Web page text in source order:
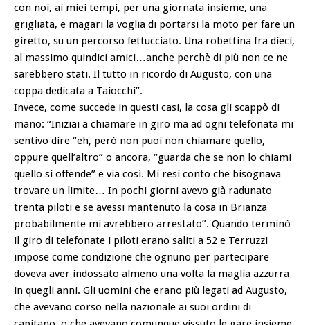
con noi, ai miei tempi, per una giornata insieme, una
grigliata, e magari la voglia di portarsi la moto per fare un
giretto, su un percorso fettucciato. Una robettina fra dieci,
al massimo quindici amici…anche perchè di più non ce ne
sarebbero stati. Il tutto in ricordo di Augusto, con una
coppa dedicata a Taiocchi”.
Invece, come succede in questi casi, la cosa gli scappò di
mano: “Iniziai a chiamare in giro ma ad ogni telefonata mi
sentivo dire “eh, però non puoi non chiamare quello,
oppure quell’altro” o ancora, “guarda che se non lo chiami
quello si offende” e via così. Mi resi conto che bisognava
trovare un limite… In pochi giorni avevo già radunato
trenta piloti e se avessi mantenuto la cosa in Brianza
probabilmente mi avrebbero arrestato”. Quando terminò
il giro di telefonate i piloti erano saliti a 52 e Terruzzi
impose come condizione che ognuno per partecipare
doveva aver indossato almeno una volta la maglia azzurra
in quegli anni. Gli uomini che erano più legati ad Augusto,
che avevano corso nella nazionale ai suoi ordini di